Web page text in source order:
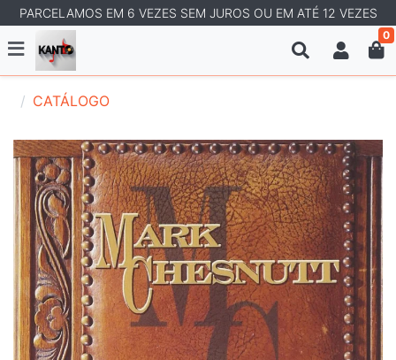
PARCELAMOS EM 6 VEZES SEM JUROS OU EM ATÉ 12 VEZES
0
CATÁLOGO